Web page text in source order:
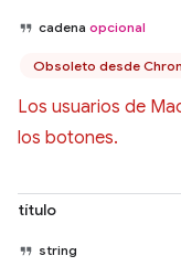
cadena opcional
Obsoleto desde
Los usuarios de
los botones.
título
string